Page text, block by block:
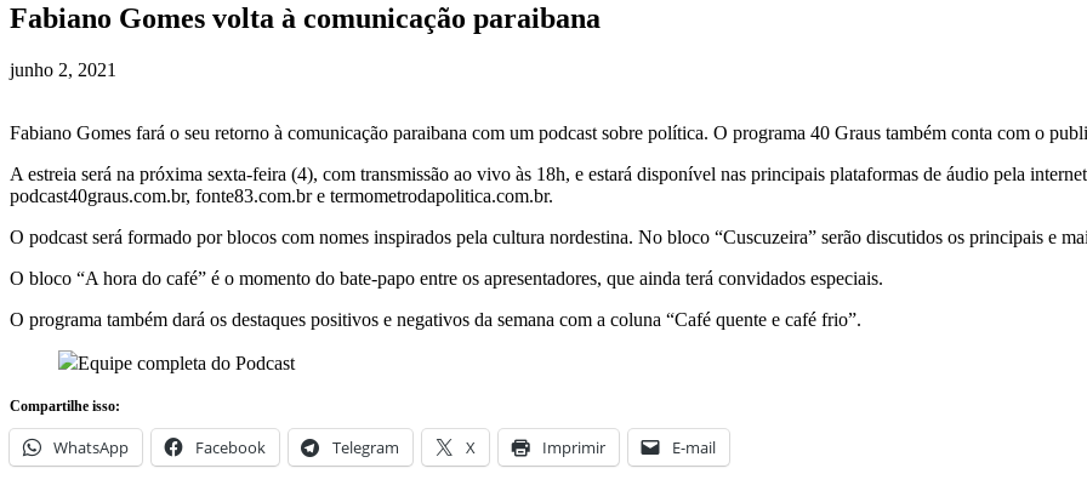
Fabiano Gomes volta à comunicação paraibana
junho 2, 2021
Fabiano Gomes fará o seu retorno à comunicação paraibana com um podcast sobre política. O programa 40 Graus também conta com o
A estreia será na próxima sexta-feira (4), com transmissão ao vivo às 18h, e estará disponível nas principais plataformas de áudio pela
podcast40graus.com.br, fonte83.com.br e termometrodapolitica.com.br.
O podcast será formado por blocos com nomes inspirados pela cultura nordestina. No bloco “Cuscuzeira” serão discutidos os principais e
O bloco “A hora do café” é o momento do bate-papo entre os apresentadores, que ainda terá convidados especiais.
O programa também dará os destaques positivos e negativos da semana com a coluna “Café quente e café frio”.
Equipe completa do Podcast
Compartilhe isso:
WhatsApp Facebook Telegram X Imprimir E-mail